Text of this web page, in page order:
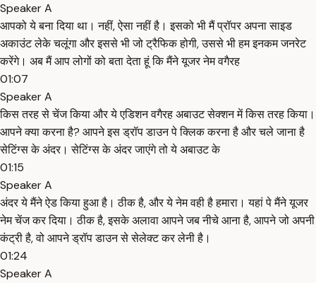
Speaker A
आपको ये बना दिया था। नहीं, ऐसा नहीं है। इसको भी मैं प्रॉपर अपना साइड
अकाउंट लेके चलूंगा और इससे भी जो ट्रैफिक होगी, उससे भी हम इनकम जनरेट
करेंगे। अब मैं आप लोगों को बता देता हूं कि मैंने यूजर नेम वगैरह
01:07
Speaker A
किस तरह से चेंज किया और ये एडिशन वगैरह अबाउट सेक्शन में किस तरह किया।
आपने क्या करना है? आपने इस ड्रॉप डाउन पे क्लिक करना है और चले जाना है
सेटिंग्स के अंदर। सेटिंग्स के अंदर जाएंगे तो ये अबाउट के
01:15
Speaker A
अंदर ये मैंने ऐड किया हुआ है। ठीक है, और ये नेम वही है हमारा। यहां पे मैंने यूजर
नेम चेंज कर दिया। ठीक है, इसके अलावा आपने जब नीचे आना है, आपने जो अपनी
कंट्री है, वो आपने ड्रॉप डाउन से सेलेक्ट कर लेनी है।
01:24
Speaker A